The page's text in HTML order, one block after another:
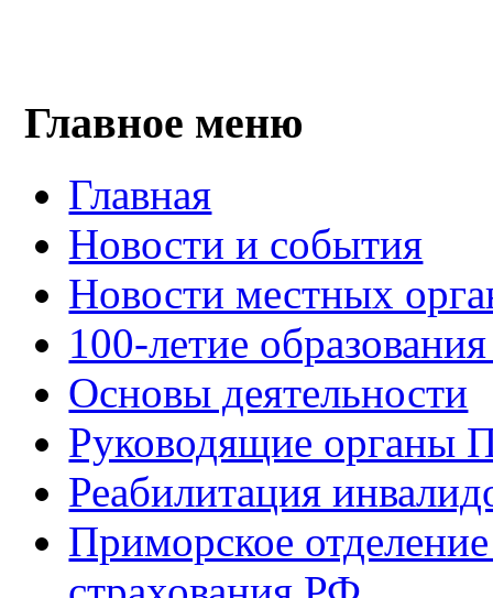
Главное меню
Главная
Новости и события
Новости местных
100-летие
Основы деятельности
Руководящие органы
Реабилитация
Приморское